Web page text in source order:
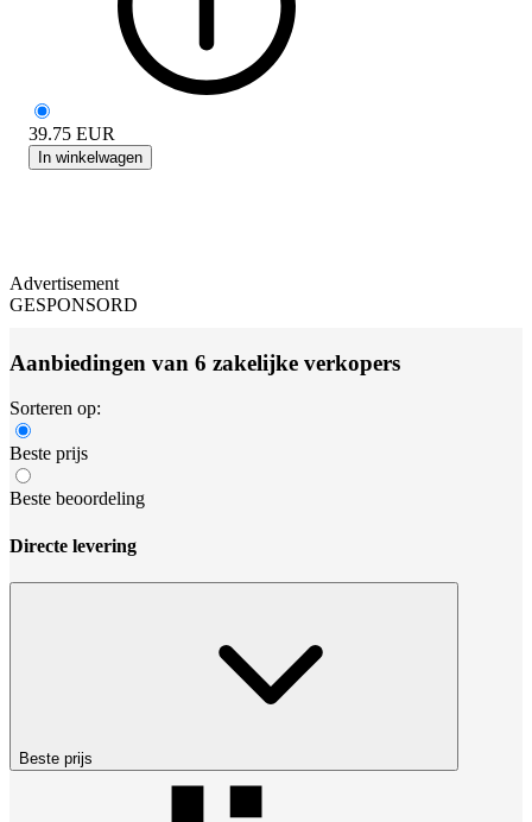
39.75 EUR
In winkelwagen
Advertisement
GESPONSORD
Aanbiedingen van 6 zakelijke verkopers
Sorteren op:
Beste prijs
Beste beoordeling
Directe levering
Beste prijs